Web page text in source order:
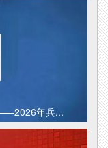
年兵...